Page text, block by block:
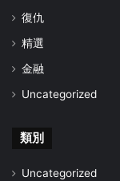
復仇
精選
金融
Uncategorized
類別
Uncategorized